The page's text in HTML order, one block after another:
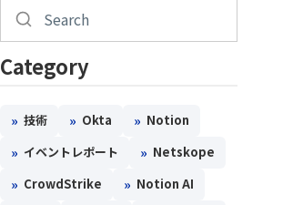
Category
» 技術 » Okta » Notion
» イベントレポート » Netskope
» CrowdStrike » Notion AI